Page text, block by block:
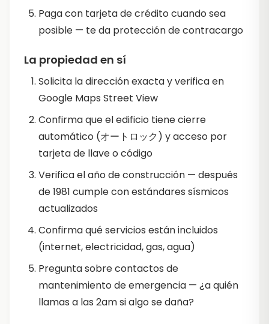
Paga con tarjeta de crédito cuando sea
posible — te da protección de contracargo
La propiedad en sí
Solicita la dirección exacta y verifica en
Google Maps Street View
Confirma que el edificio tiene cierre
automático (オートロック) y acceso por
tarjeta de llave o código
Verifica el año de construcción — después
de 1981 cumple con estándares sísmicos
actualizados
Confirma qué servicios están incluidos
(internet, electricidad, gas, agua)
Pregunta sobre contactos de
mantenimiento de emergencia — ¿a quién
llamas a las 2am si algo se daña?